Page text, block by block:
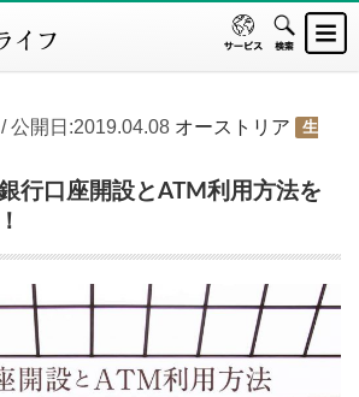
公開日:2019.04.08 オーストリア
生
行口座開設とATM利用方法を